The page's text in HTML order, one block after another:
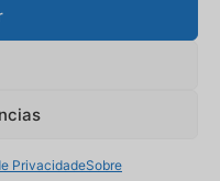
PrivacidadeSobre